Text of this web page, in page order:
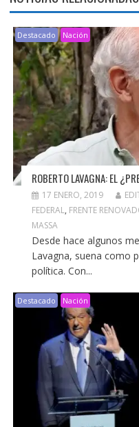
Destacado Nación
ROBERTO LAVAGNA: EL
17 ENERO, 2019
FEDERAL, FRENTE
MASSA
Desde hace algunos
Lavagna, suena como
política. Con...
Destacado Nación